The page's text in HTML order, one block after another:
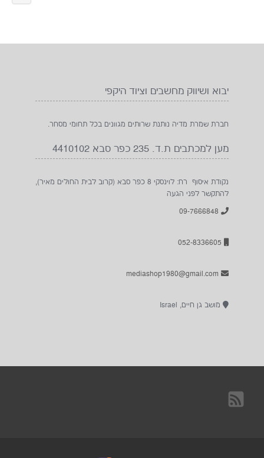
יבוא ושיווק מחשבים וציוד היקפי
חברת שמרת מדיה נותנת שרותים מגוונים בכל תחומי מסחר.
מען למכתבים ת.ד. 235 כפר סבא 4410102
נקודת איסוף רח: לוינסקי 8 כפר סבא (קרוב לבית החולים מאיר),
להתקשר לפני הגעה
מושב גן חיים, Israel